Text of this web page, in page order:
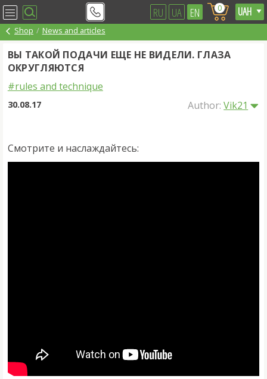
RU UA EN 0
Shop News and articles
ВЫ ТАКОЙ ПОДАЧИ ЕЩЕ НЕ ВИДЕЛИ. ГЛАЗА
ОКРУГЛЯЮТСЯ
#rules and technique
30.08.17 Author:Vik21
Смотрите и наслаждайтесь: